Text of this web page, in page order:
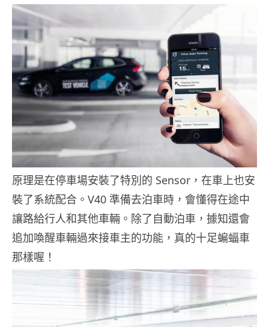
原理是在停車場安裝了特別的 Sensor，在車上也安
裝了系統配合。V40 準備去泊車時，會懂得在途中
讓路給行人和其他車輛。除了自動泊車，據知還會
追加喚醒車輛過來接車主的功能，真的十足蝙蝠車
那樣喔！